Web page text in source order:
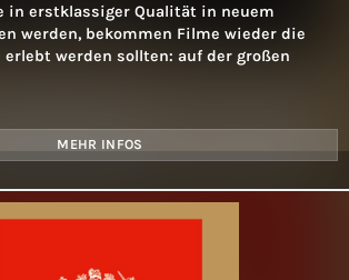
in erstklassiger Qualität in neuem
werden, bekommen Filme wieder die
erlebt werden sollten: auf der großen
MEHR INFOS